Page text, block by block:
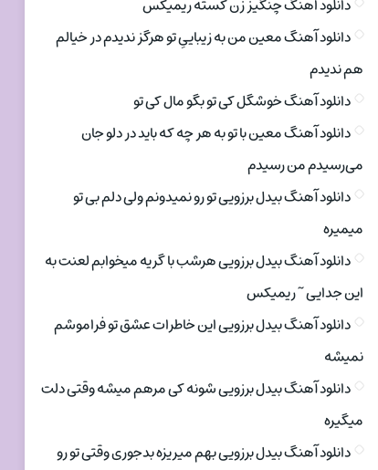
دانلود اهنگ چنگیز زن کسته ریمیکس
دانلود آهنگ معین من به زیباییِ تو هرگز ندیدم در خیالم
هم ندیدم
دانلود آهنگ خوشگل کی تو بگو مال کی تو
دانلود آهنگ معین با تو به هر چه که باید در دلو جان
می‌رسیدم من رسیدم
دانلود آهنگ بیدل برزویی تو رو نمیدونم ولی دلم بی تو
میمیره
دانلود آهنگ بیدل برزویی هرشب با گریه میخوابم لعنت به
این جدایی ~ ریمیکس
دانلود آهنگ بیدل برزویی این خاطرات عشق تو فراموشم
نمیشه
دانلود آهنگ بیدل برزویی شونه کی مرهم میشه وقتی دلت
میگیره
دانلود آهنگ بیدل برزویی بهم میریزه بدجوری وقتی تو رو